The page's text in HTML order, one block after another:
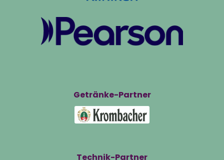
Getränke-Partner
Technik-Partner